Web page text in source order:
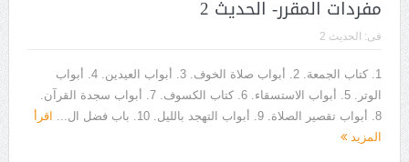
مفردات المقرر- الحديث 2
فى: الحديث 2
1. كتاب الجمعة. 2. أبواب صلاة الخوف. 3. أبواب العيدين. 4. أبواب
الوتر. 5. أبواب الاستسقاء. 6. كتاب الكسوف. 7. أبواب سجدة القرآن.
8. أبواب تقصير الصلاة. 9. أبواب التهجد بالليل. 10. باب فضل ال...
اقرأ
المزيد